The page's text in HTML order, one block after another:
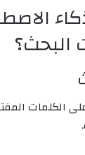
الكلمات